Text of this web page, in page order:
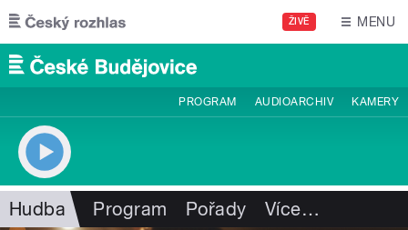
Přejít k hlavnímu obsahu
ŽIVĚ MENU
PROGRAM AUDIOARCHIV KAMERY
Hudba Program Pořady Více…